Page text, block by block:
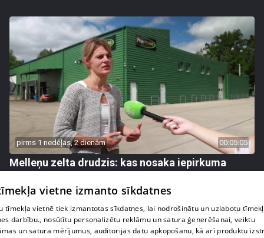
pirms 1 nedēļas, 2 dienām 00:05:05
Melleņu zelta drudzis: kas nosaka iepirkuma
409. epizodevietne izmanto sīkdatnes
tīmekļa vietnē tiek izmantotas sīkdatnes, lai nodrošinātu un uzlabotu
darbību., nosūtītu personalizētu reklāmu un satura ģenerēšanai, veiktu
un satura mērījumus, auditorijas datu apkopošanu, kā arī produktu